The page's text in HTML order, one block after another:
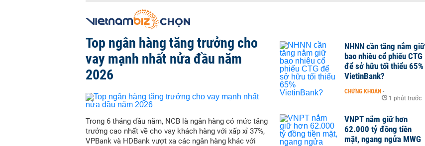
nhiều thuận lợi hơn.
Mua vàng gì trong ngày vía Thần Tài là tốt nhất?
Theo những kinh nghiệm, thì ngày Thần Tài bạn nên chọn lựa những cửa hàng bán vàng chất lượng,
uy tín mua đúng vàng đủ độ tuổi (thể hiện khí phách mạnh mẽ, tiền tài viễn mãn, phát tài phát lộc).
Nếu ban là nhà kinh doanh muốn không bị thua lỗ thì nên mua vàng miếng hoặc vàng nhẵn tròn trơn.
Ngoài ra nếu bạn mua để cầu may mắn thì nên đeo những vật phẩm hộ mệnh (những vật phẩm hợp
mạng, hợp tuổi, phong thủy...).
Xem thêm:
Top ngân hàng tăng trưởng cho
vay mạnh nhất nửa đầu năm
2026
Trong 6 tháng đầu năm, NCB là ngân hàng có mức tăng
trưởng cao nhất về cho vay khách hàng với xấp xỉ 37%,
VPBank và HDBank vượt xa các ngân hàng khác với
NHNN cần tăng nắm giữ
bao nhiêu cổ phiếu CTG
để sở hữu tối thiểu 65%
VietinBank?
CHỨNG KHOÁN -
1 phút trước
VNPT nắm giữ hơn
62.000 tỷ đồng tiền
mặt, ngang ngửa MWG